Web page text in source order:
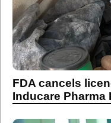
FDA cancels
Inducare Pharma